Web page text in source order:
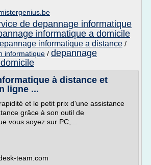
de depannage informatique
informatique a domicile
informatique a distance /
informatique / depannage
à distance et
ligne ...
et le petit prix d'une assistance
grâce à son outil de
vous soyez sur PC,...
team.com